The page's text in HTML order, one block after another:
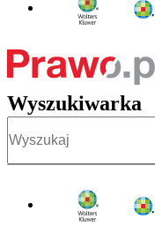
Wyszukiwarka